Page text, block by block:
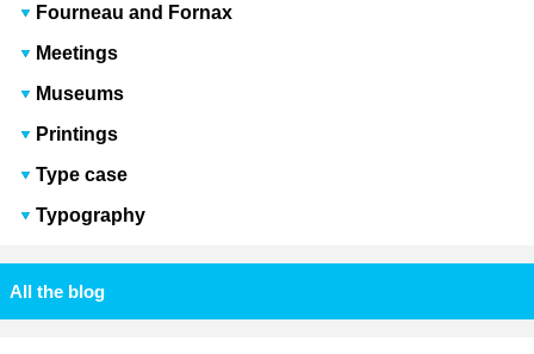
Fourneau and Fornax
Meetings
Museums
Printings
Type case
Typography
All the blog